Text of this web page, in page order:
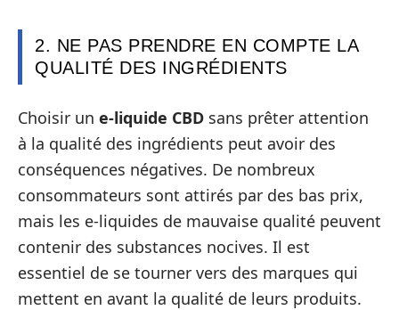
2. NE PAS PRENDRE EN COMPTE LA
QUALITÉ DES INGRÉDIENTS
Choisir un e-liquide CBD sans prêter attention
à la qualité des ingrédients peut avoir des
conséquences négatives. De nombreux
consommateurs sont attirés par des bas prix,
mais les e-liquides de mauvaise qualité peuvent
contenir des substances nocives. Il est
essentiel de se tourner vers des marques qui
mettent en avant la qualité de leurs produits.